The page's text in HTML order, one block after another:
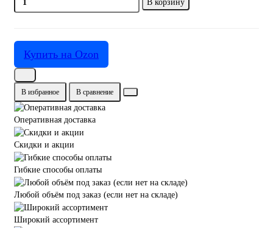
В корзину
Купить на Ozon
В избранное В сравнение
Оперативная доставка
Скидки и акции
Гибкие способы оплаты
Любой объём под заказ (если нет на складе)
Широкий ассортимент